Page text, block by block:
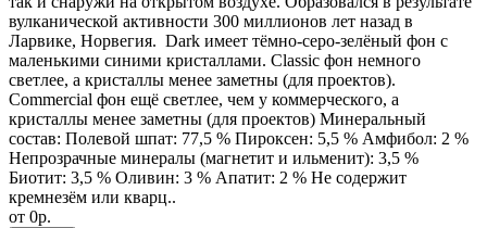
вулканической активности 300 миллионов лет назад в
Ларвике, Норвегия. Dark имеет тёмно-серо-зелёный фон с
маленькими синими кристаллами. Classic фон немного
светлее, а кристаллы менее заметны (для проектов).
Commercial фон ещё светлее, чем у коммерческого, а
кристаллы менее заметны (для проектов) Минеральный
состав: Полевой шпат: 77,5 % Пироксен: 5,5 % Амфибол: 2 %
Непрозрачные минералы (магнетит и ильменит): 3,5 %
Биотит: 3,5 % Оливин: 3 % Апатит: 2 % Не содержит
кремнезём или кварц..
от 0р.